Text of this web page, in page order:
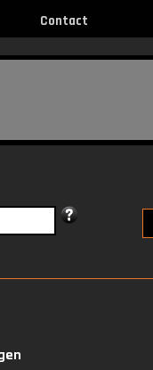
Contact